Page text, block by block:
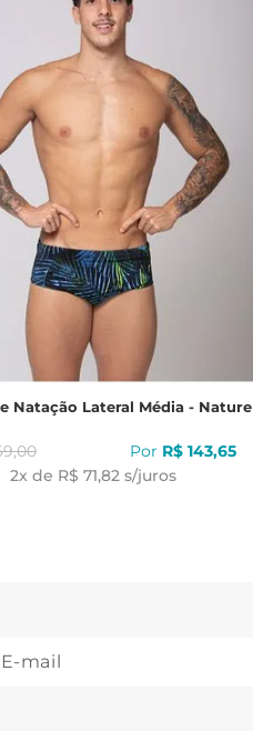
Natação Lateral Média - Nature
,00 R$ 143,65
2x de R$ 71,82 s/juros